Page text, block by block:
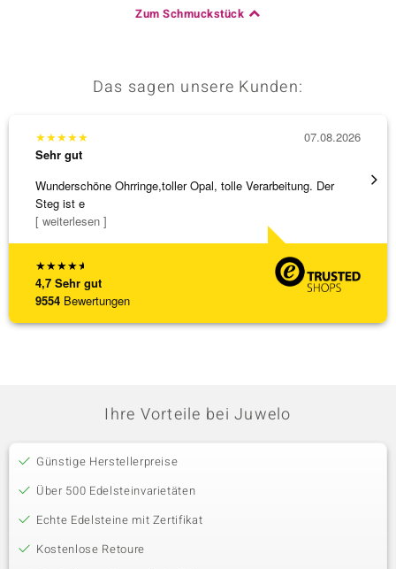
Zum Schmuckstück
Das sagen unsere Kunden:
★★★★★
4,7 Sehr gut
9554 Bewertungen
★★★★★
Sehr gut
Wunderschöne Ohrringe,toller Opal, tolle Verarbeitung. Der
Steg ist e
[ weiterlesen ]
07.08.2026
Alles
Ihre Vorteile bei Juwelo
Günstige Herstellerpreise
Über 500 Edelsteinvarietäten
Echte Edelsteine mit Zertifikat
Kostenlose Retoure